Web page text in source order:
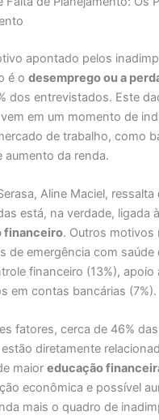
apontado pelos
é odesemprego ou a
dos entrevistados. Este
em um momento de
de trabalho, como
aumento da renda.
Aline Maciel, ressalta
está, na verdade, ligada
financeiro. Outros motivos
de emergência com saúde
financeiro (13%), apoio
em contas bancárias (7%).
fatores, cerca de 46%
diretamente
maioreducação
econômica e possível
mais o quadro de